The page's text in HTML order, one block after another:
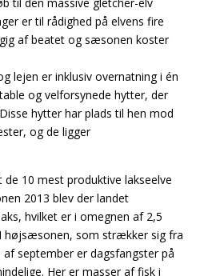
er til rådighed på elvens fire
af beatet og sæsonen koster
lejen er inklusiv overnatning i én
og velforsynede hytter, der
hytter har plads til hen mod
og de ligger
de 10 mest produktive lakseelve
2013 blev der landet
hvilket er i omegnen af 2,5
I højsæsonen, som strækker sig fra
af septemberer dagsfangster på
Her er masser af fisk i